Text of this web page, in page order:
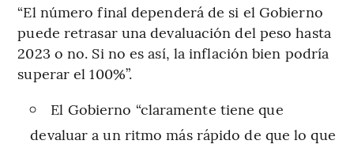
“El número final dependerá de si el Gobierno
puede retrasar una devaluación del peso hasta
2023 o no. Si no es así, la inflación bien podría
superar el 100%”.
El Gobierno “claramente tiene que
devaluar a un ritmo más rápido de que lo que